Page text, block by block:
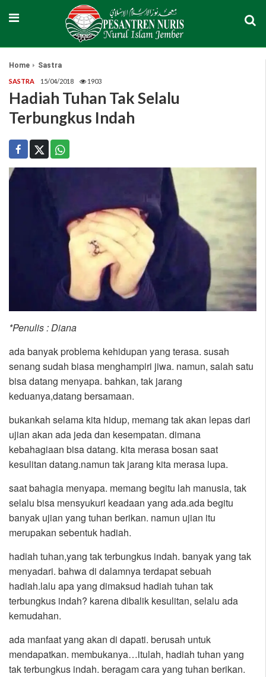
Home Sastra
SASTRA 15/04/2018 1903
Hadiah Tuhan Tak Selalu
Terbungkus Indah
*Penulis : Diana
ada banyak problema kehidupan yang terasa. susah
senang sudah biasa menghampiri jiwa. namun, salah satu
bisa datang menyapa. bahkan, tak jarang
keduanya,datang bersamaan.
bukankah selama kita hidup, memang tak akan lepas dari
ujian akan ada jeda dan kesempatan. dimana
kebahagiaan bisa datang. kita merasa bosan saat
kesulitan datang.namun tak jarang kita merasa lupa.
saat bahagia menyapa. memang begitu lah manusia, tak
selalu bisa mensyukuri keadaan yang ada.ada begitu
banyak ujian yang tuhan berikan. namun ujian itu
merupakan sebentuk hadiah.
hadiah tuhan,yang tak terbungkus indah. banyak yang tak
menyadari. bahwa di dalamnya terdapat sebuah
hadiah.lalu apa yang dimaksud hadiah tuhan tak
terbungkus indah? karena dibalik kesulitan, selalu ada
kemudahan.
ada manfaat yang akan di dapati. berusah untuk
mendapatkan. membukanya…itulah, hadiah tuhan yang
tak terbungkus indah. beragam cara yang tuhan berikan.